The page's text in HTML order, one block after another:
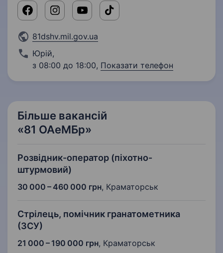
81dshv.mil.gov.ua
Юрій,
з 08:00 до 18:00, Показати телефон
Більше вакансій
«81 ОАеМБр»
Розвідник-оператор (піхотно-
штурмовий)
30 000 – 460 000 грн, Краматорськ
Стрілець, помічник гранатометника
(ЗСУ)
21 000 – 190 000 грн, Краматорськ